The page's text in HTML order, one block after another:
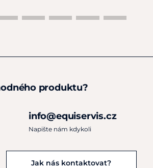
produktu?
info@equiservis.cz
Napište nám kdykoli
Jak nás kontaktovat?